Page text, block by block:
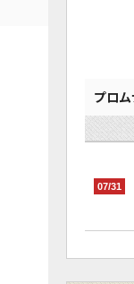
プロ
07/31